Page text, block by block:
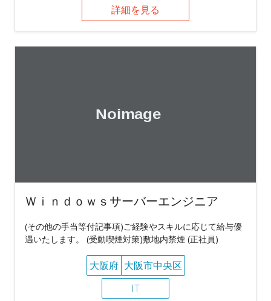
詳細を見る
Ｗｉｎｄｏｗｓサーバーエンジニア
(その他の手当等付記事項)ご経験やスキルに応じて給与優
遇いたします。 (受動喫煙対策)敷地内禁煙 (正社員)
大阪府 大阪市中央区
IT